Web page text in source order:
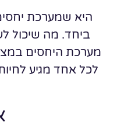
היא שמערכת
ביחד. מה שיכול
מערכת היחסים
לכל אחד מגיע